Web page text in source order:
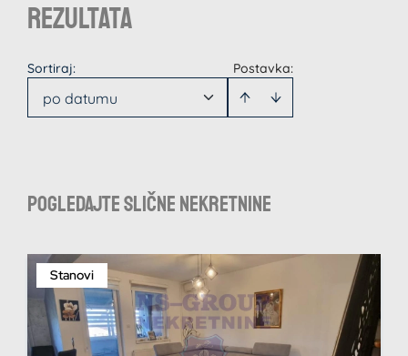
rezultata
Postavka:
Sortiraj:
po datumu
Pogledajte slične nekretnine
Stanovi